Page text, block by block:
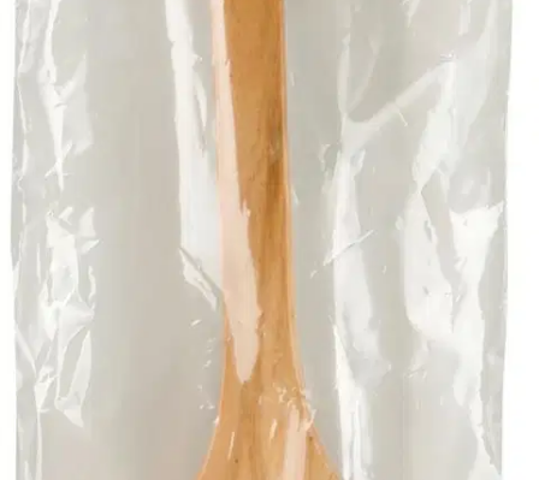
Puinen löylykauha sekä Savusauna 10 ml ja Eukalyptus 10 ml.
Savusaunan ja eukalyptuksen tuoksuiset saunatuoksut valmistetaan
aidoista 100% eteerisistä öljyistä ja luonnon tervasta. Lisää 2-6
tippaa saunatuoksua löylykauhalliseen vettä, heitä kiukaalle ja nauti
tuoksuvista saunahetkistä.
Ominaisuudet
Oletko tyytyväinen tuotetietoihin?
Ovatko tuotetiedot riittävät? Jos tuotetiedoissa on puutteita tai niitä
voisi muuten parantaa, anna palautetta.